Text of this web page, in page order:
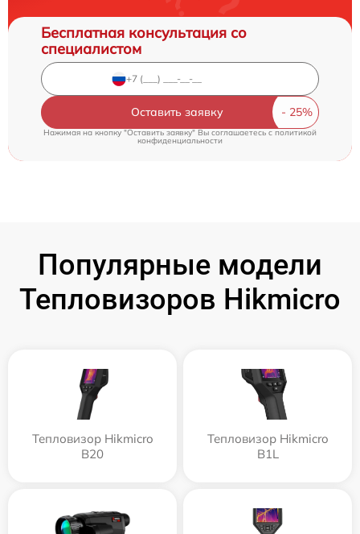
Бесплатная консультация со
специалистом
Оставить заявку
Нажимая на кнопку "Оставить заявку" Вы соглашаетесь cполитикой
конфиденциальности
Популярные модели
Тепловизоров Hikmicro
Тепловизор Hikmicro
B20
Тепловизор Hikmicro
B1L